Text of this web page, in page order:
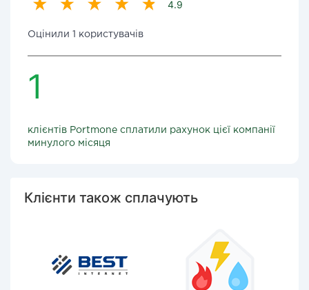
4.9
Оцінили 1 користувачів
1
клієнтів Portmone сплатили рахунок цієї компанії
минулого місяця
Клієнти також сплачують